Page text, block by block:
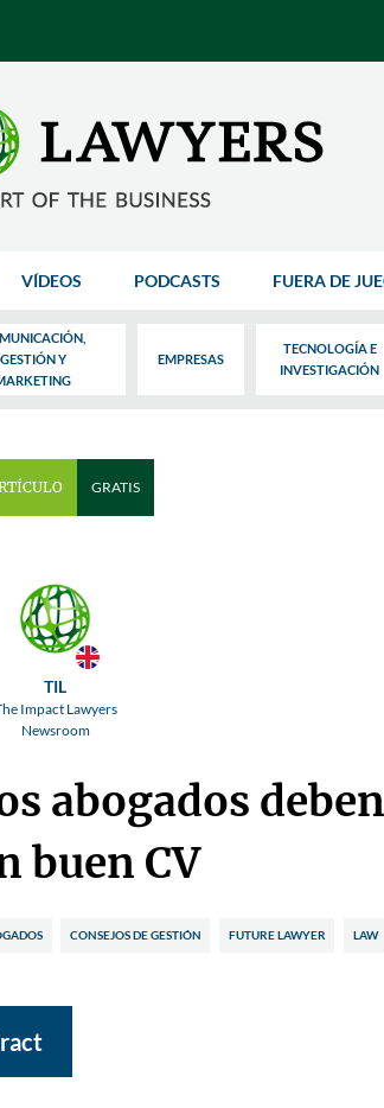
VÍDEOS PODCASTS FUERA DE
GESTIÓN Y
EMPRESAS
TECNOLOGÍA E
INVESTIGACIÓN
GRATIS
TIL
Impact Lawyers
Newsroom
abogados
buen CV
CONSEJOS DE GESTIÓN FUTURE LAWYER LAW